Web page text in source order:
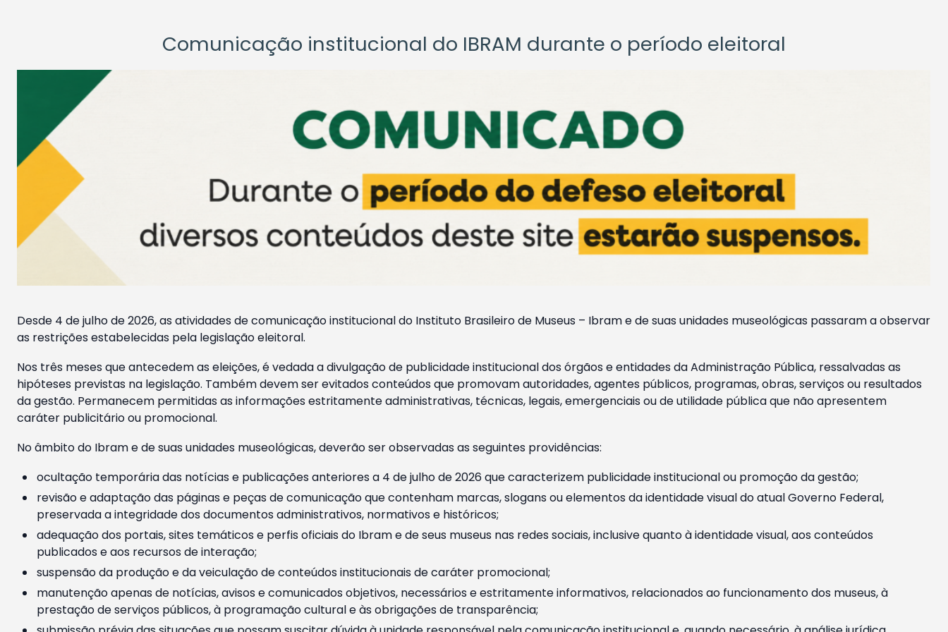
Comunicação institucional do IBRAM durante o período eleitoral
Desde 4 de julho de 2026, as atividades de comunicação institucional do Instituto Brasileiro de Museus – Ibram e de suas unidades museológicas passaram a observar
as restrições estabelecidas pela legislação eleitoral.
Nos três meses que antecedem as eleições, é vedada a divulgação de publicidade institucional dos órgãos e entidades da Administração Pública, ressalvadas as
hipóteses previstas na legislação. Também devem ser evitados conteúdos que promovam autoridades, agentes públicos, programas, obras, serviços ou resultados
da gestão. Permanecem permitidas as informações estritamente administrativas, técnicas, legais, emergenciais ou de utilidade pública que não apresentem
caráter publicitário ou promocional.
No âmbito do Ibram e de suas unidades museológicas, deverão ser observadas as seguintes providências:
ocultação temporária das notícias e publicações anteriores a 4 de julho de 2026 que caracterizem publicidade institucional ou promoção da gestão;
revisão e adaptação das páginas e peças de comunicação que contenham marcas, slogans ou elementos da identidade visual do atual Governo Federal,
preservada a integridade dos documentos administrativos, normativos e históricos;
adequação dos portais, sites temáticos e perfis oficiais do Ibram e de seus museus nas redes sociais, inclusive quanto à identidade visual, aos conteúdos
publicados e aos recursos de interação;
suspensão da produção e da veiculação de conteúdos institucionais de caráter promocional;
manutenção apenas de notícias, avisos e comunicados objetivos, necessários e estritamente informativos, relacionados ao funcionamento dos museus, à
prestação de serviços públicos, à programação cultural e às obrigações de transparência;